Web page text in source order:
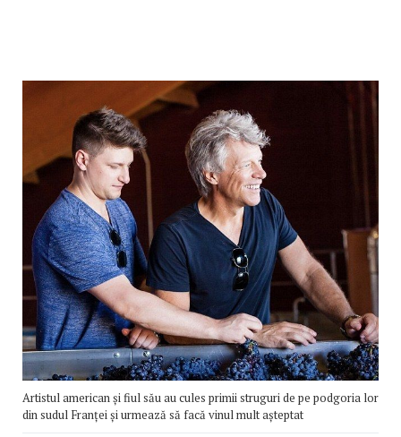
Artistul american și fiul său au cules primii struguri de pe podgoria lor
din sudul Franței și urmează să facă vinul mult așteptat